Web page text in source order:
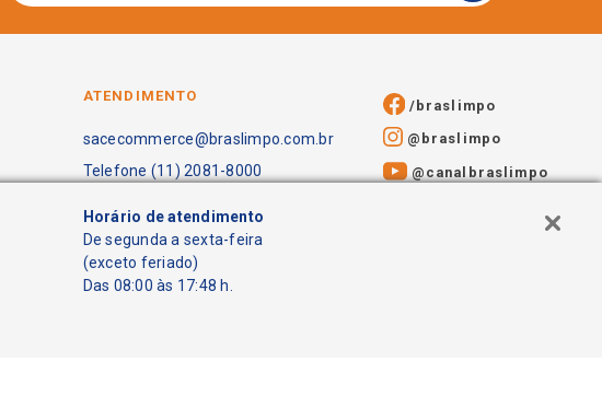
ATENDIMENTO
sacecommerce@braslimpo.com.br
Telefone (11) 2081-8000
Horário de atendimento
De segunda a sexta-feira
(exceto feriado)
Das 08:00 às 17:48 h.
/braslimpo
@braslimpo
@canalbraslimpo​